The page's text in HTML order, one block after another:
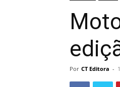
Por CT Editora -